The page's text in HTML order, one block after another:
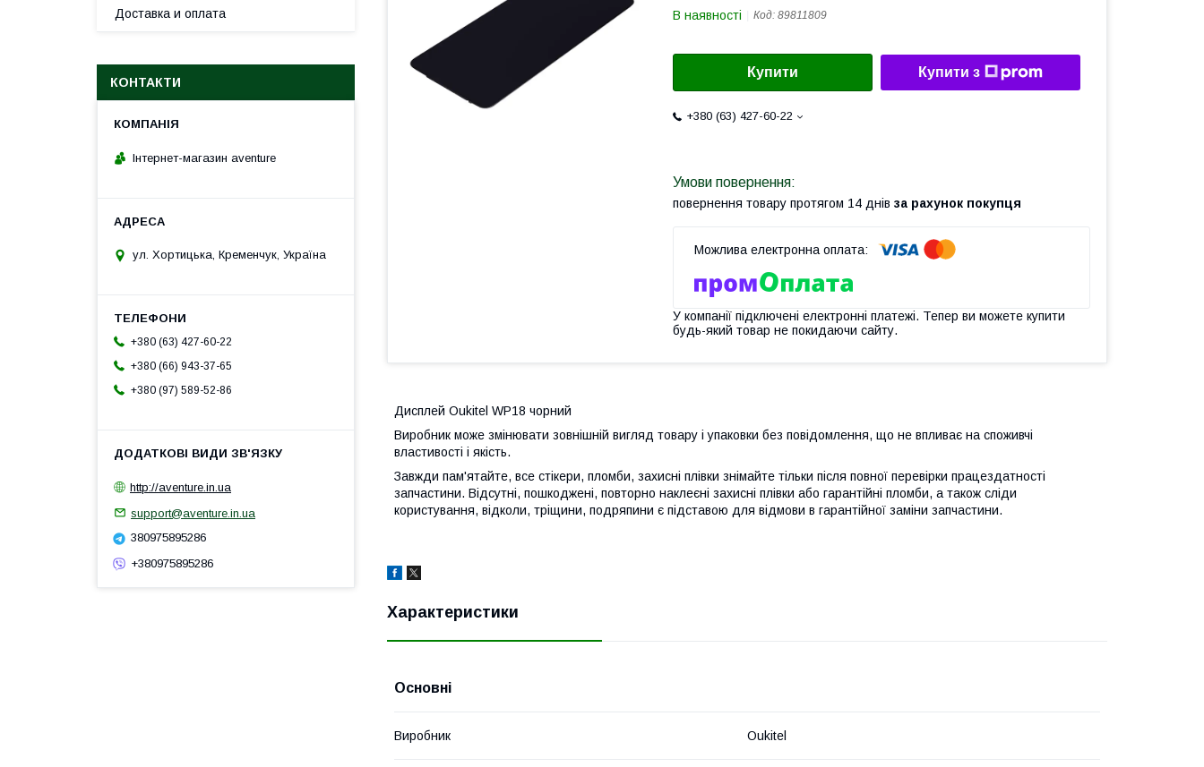
В наявності Код: 89811809
Купити Купити з
+380 (63) 427-60-22
повернення товару протягом 14 днів за рахунок покупця
У компанії підключені електронні платежі. Тепер ви можете купити
будь-який товар не покидаючи сайту.
Дисплей Oukitel WP18 чорний
Виробник може змінювати зовнішній вигляд товару і упаковки без повідомлення, що не впливає на споживчі
властивості і якість.
Завжди пам'ятайте, все стікери, пломби, захисні плівки знімайте тільки після повної перевірки працездатності
запчастини. Відсутні, пошкоджені, повторно наклеєні захисні плівки або гарантійні пломби, а також сліди
користування, відколи, тріщини, подряпини є підставою для відмови в гарантійної заміни запчастини.
Характеристики
Основні
Виробник Oukitel
Доставка и оплата
КОНТАКТИ
Інтернет-магазин aventure
ул. Хортицька, Кременчук, Україна
+380 (63) 427-60-22
+380 (66) 943-37-65
+380 (97) 589-52-86
http://aventure.in.ua
support@aventure.in.ua
380975895286
+380975895286